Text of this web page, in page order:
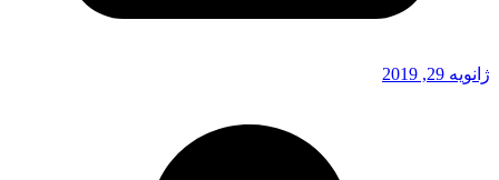
ژانویه 29, 2019